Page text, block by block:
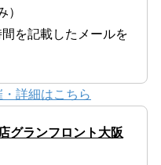
）
を記載したメールを
詳細はこちら
グランフロント大阪